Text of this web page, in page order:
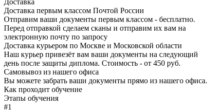
Доставка
Доставка первым классом Почтой России
Отправим ваши документы первым классом - бесплатно.
Перед отправкой сделаем сканы и отправим их вам на
электронную почту по запросу
Доставка курьером по Москве и Московской области
Наш курьер привезёт вам ваши документы на следующий
день после защиты диплома. Стоимость - от 450 руб.
Самовывоз из нашего офиса
Вы можете забрать ваши документы прямо из нашего офиса.
Как проходит обучение
Этапы обучения
#1